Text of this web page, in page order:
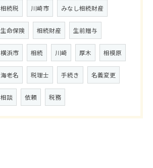
相続税 川崎市 みなし相続財産
生命保険 相続財産 生前贈与
横浜市 相続 川崎 厚木 相模原
海老名 税理士 手続き 名義変更
相談 依頼 税務